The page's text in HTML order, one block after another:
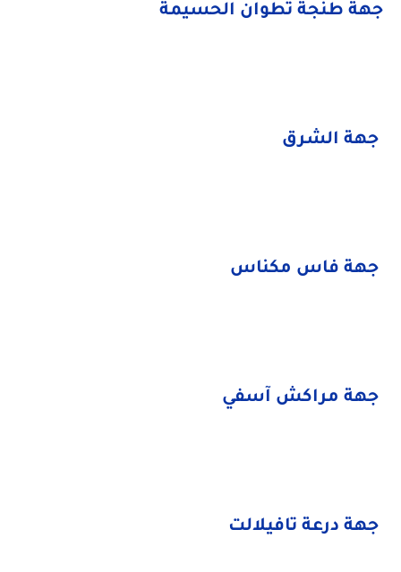
جهة طنجة تطوان الحسيمة
جهة الشرق
جهة فاس مكناس
جهة مراكش آسفي
جهة درعة تافيلالت